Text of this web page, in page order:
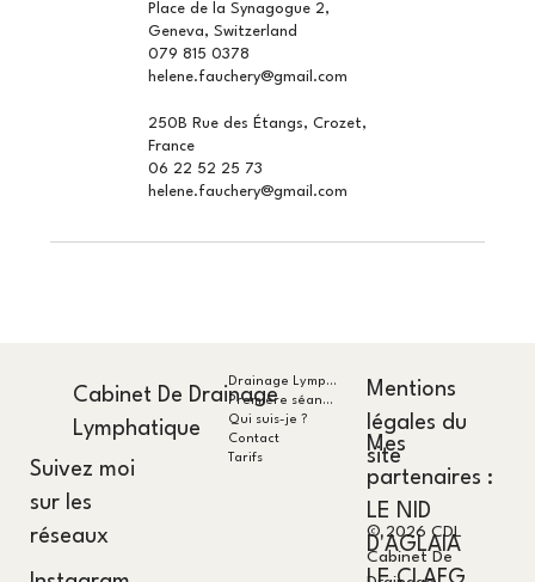
Place de la Synagogue 2,
Geneva, Switzerland
079 815 0378
helene.fauchery@gmail.com
250B Rue des Étangs, Crozet,
France
06 22 52 25 73
helene.fauchery@gmail.com
Cabinet De Drainage
Lymphatique
Suivez moi
sur les
réseaux
Drainage Lymphatique ?
Première séance
Qui suis-je ?
Contact
Tarifs
Mes
partenaires :
LE NID
D'AGLAIA
© 2026 CDL
Cabinet De
Mentions
légales du
site